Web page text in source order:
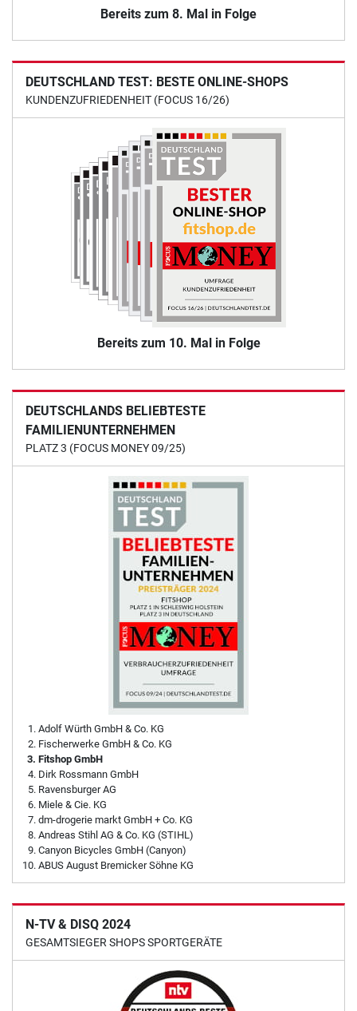
Bereits zum 8. Mal in Folge
DEUTSCHLAND TEST: BESTE ONLINE-SHOPS
KUNDENZUFRIEDENHEIT (FOCUS 16/26)
Bereits zum 10. Mal in Folge
DEUTSCHLANDS BELIEBTESTE
FAMILIENUNTERNEHMEN
PLATZ 3 (FOCUS MONEY 09/25)
Adolf Würth GmbH & Co. KG
Fischerwerke GmbH & Co. KG
Fitshop GmbH
Dirk Rossmann GmbH
Ravensburger AG
Miele & Cie. KG
dm-drogerie markt GmbH + Co. KG
Andreas Stihl AG & Co. KG (STIHL)
Canyon Bicycles GmbH (Canyon)
ABUS August Bremicker Söhne KG
N-TV & DISQ 2024
GESAMTSIEGER SHOPS SPORTGERÄTE